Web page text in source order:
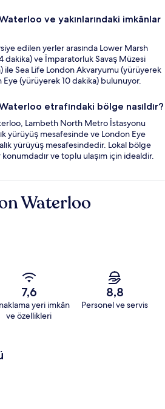
ve yakınlarındaki imkânlar
edilen yerler arasında Lower Marsh
dakika) ve İmparatorluk Savaş Müzesi
ile Sea Life London Akvaryumu (yürüyerek
Eye (yürüyerek 10 dakika) bulunuyor.
etrafındaki bölge nasıldır?
Lambeth North Metro İstasyonu
yürüyüş mesafesinde ve London Eye
yürüyüş mesafesindedir. Lokal bölge
ve toplu ulaşım için idealdir.
Waterloo
7,6
yeri imkân
ve özellikleri
8,8
Personel ve servis